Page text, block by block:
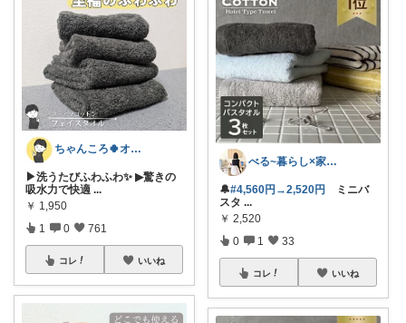
ちゃんころ🍀オリ写/インテリア/キッズ
▶洗うたびふわふわ✨ ▶驚きの
吸水力で快適 ...
￥ 1,950
1 0 761
コレ いいね
べる~暮らし×家事をラクに快適に
🔔#4,560円→2,520円 ミニバ
スタ ...
￥ 2,520
0 1 33
コレ いいね